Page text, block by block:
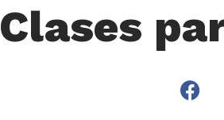
Clases